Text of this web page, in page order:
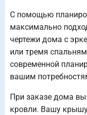
С помощью
максимально
чертежи дома с
или тремя
современной
вашим
При заказе дома
кровли. Вашу